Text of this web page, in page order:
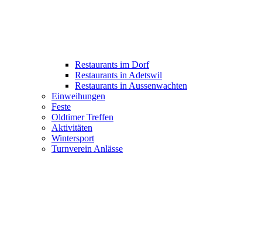
Restaurants im Dorf
Restaurants in Adetswil
Restaurants in Aussenwachten
Einweihungen
Feste
Oldtimer Treffen
Aktivitäten
Wintersport
Turnverein Anlässe